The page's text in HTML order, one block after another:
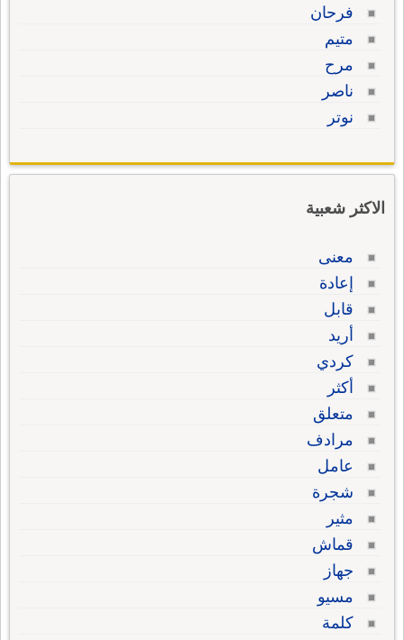
فرحان
متيم
مرح
ناصر
نوتر
الاكثر شعبية
معنى
إعادة
قابل
أريد
كردي
أكثر
متعلق
مرادف
عامل
شجرة
مثير
قماش
جهاز
مسيو
كلمة